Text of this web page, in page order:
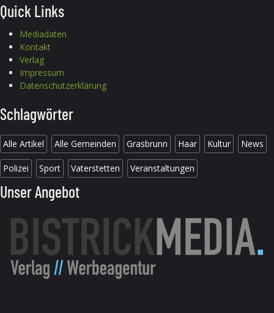
Quick Links
Mediadaten
Kontakt
Verlag
Impressum
Datenschutzerklärung
Schlagwörter
Alle Artikel Alle Gemeinden Grasbrunn Haar Kultur News
Polizei Sport Vaterstetten Veranstaltungen
Unser Angebot